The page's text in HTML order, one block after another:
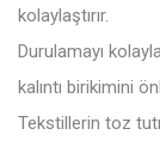
kolaylaştırır.
Durulamayı
kalıntı birikimini
Tekstillerin toz